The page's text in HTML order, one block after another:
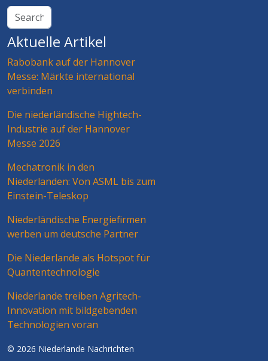
Aktuelle Artikel
Rabobank auf der Hannover
Messe: Märkte international
verbinden
Die niederländische Hightech-
Industrie auf der Hannover
Messe 2026
Mechatronik in den
Niederlanden: Von ASML bis zum
Einstein-Teleskop
Niederländische Energiefirmen
werben um deutsche Partner
Die Niederlande als Hotspot für
Quantentechnologie
Niederlande treiben Agritech-
Innovation mit bildgebenden
Technologien voran
© 2026 Niederlande Nachrichten